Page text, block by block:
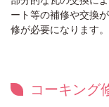
ート等の補修や交換
修が必要になります。
コーキング